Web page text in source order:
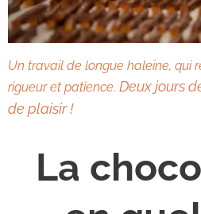
Un travail de longue haleine, qui
rigueur et patience. Deux jours
de plaisir !
La